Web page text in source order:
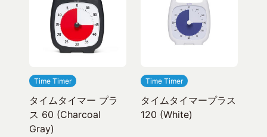
Time Timer
タイムタイマー プラ
ス 60 (Charcoal
Gray)
Time Timer
タイムタイマープラス
120 (White)